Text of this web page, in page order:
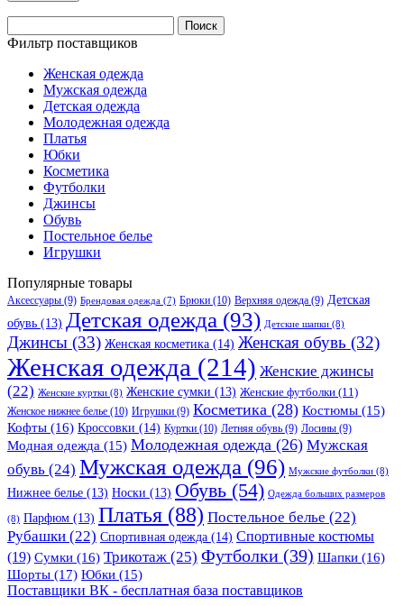
Фильтр поставщиков
Женская одежда
Мужская одежда
Детская одежда
Молодежная одежда
Платья
Юбки
Косметика
Футболки
Джинсы
Обувь
Постельное белье
Игрушки
Популярные товары
Аксессуары (9) Брендовая одежда (7) Брюки (10) Верхняя одежда (9) Детская
обувь (13) Детская одежда (93) Детские шапки (8)
Джинсы (33) Женская косметика (14) Женская обувь (32)
Женская одежда (214) Женские джинсы
(22) Женские куртки (8) Женские сумки (13) Женские футболки (11)
Женское нижнее белье (10) Игрушки (9) Косметика (28) Костюмы (15)
Кофты (16) Кроссовки (14) Куртки (10) Летняя обувь (9) Лосины (9)
Модная одежда (15) Молодежная одежда (26) Мужская
обувь (24) Мужская одежда (96) Мужские футболки (8)
Нижнее белье (13) Носки (13) Обувь (54) Одежда больших размеров
(8) Парфюм (13) Платья (88) Постельное белье (22)
Рубашки (22) Спортивная одежда (14) Спортивные костюмы
(19) Сумки (16) Трикотаж (25) Футболки (39) Шапки (16)
Шорты (17) Юбки (15)
Поставщики ВК - бесплатная база поставщиков